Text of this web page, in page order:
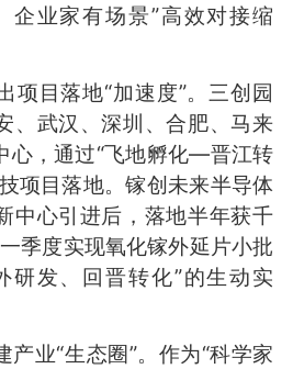
企业家有场景”高效对接缩
目落地“加速度”。三创园
、武汉、深圳、合肥、马来
心，通过“飞地孵化—晋江转
项目落地。镓创未来半导体
中心引进后，落地半年获千
季度实现氧化镓外延片小批
研发、回晋转化”的生动实
业“生态圈”。作为“科学家